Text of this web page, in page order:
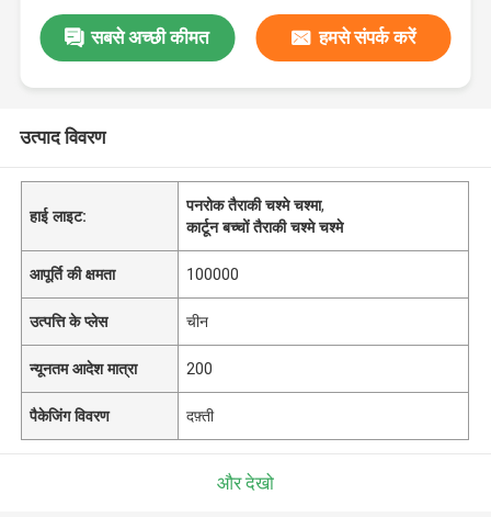
सबसे अच्छी कीमत हमसे संपर्क करें
उत्पाद विवरण
हाई लाइट:
पनरोक तैराकी चश्मे चश्मा,
कार्टून बच्चों तैराकी चश्मे चश्मे
आपूर्ति की क्षमता 100000
उत्पत्ति के प्लेस चीन
न्यूनतम आदेश मात्रा 200
पैकेजिंग विवरण दफ़्ती
और देखो